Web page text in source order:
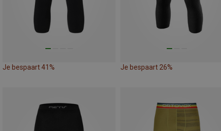
Je bespaart 41% Je bespaart 26%